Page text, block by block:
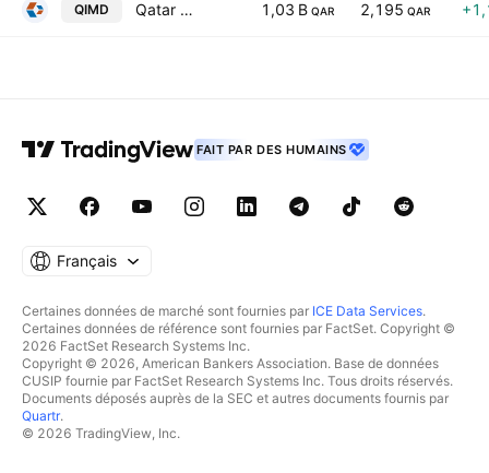
QIMD Qatar Industrial Manufacturing Co. 1,03 B QAR 2,195 QAR
FAIT PAR DES HUMAINS
Français
Certaines données de marché sont fournies par ICE Data Services.
Certaines données de référence sont fournies par FactSet. Copyright ©
2026 FactSet Research Systems Inc.
Copyright © 2026, American Bankers Association. Base de données
CUSIP fournie par FactSet Research Systems Inc. Tous droits réservés.
Documents déposés auprès de la SEC et autres documents fournis par
Quartr.
© 2026 TradingView, Inc.